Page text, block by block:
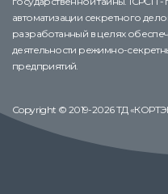
автоматизации секретного
разработанный в целях
деятельности режимно-
предприятий.
Copyright © 2019-2026 ТД